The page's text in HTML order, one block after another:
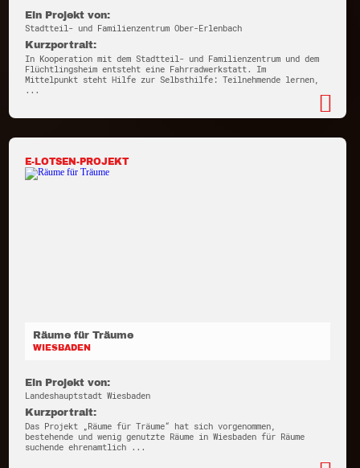
Ein Projekt von:
Stadtteil- und Familienzentrum Ober-Erlenbach
Kurzportrait:
In Kooperation mit dem Stadtteil- und Familienzentrum und dem
Flüchtlingsheim entsteht eine Fahrradwerkstatt. Im
Mittelpunkt steht Hilfe zur Selbsthilfe: Teilnehmende lernen,
...
E-LOTSEN-PROJEKT
Räume für Träume
WIESBADEN
Ein Projekt von:
Landeshauptstadt Wiesbaden
Kurzportrait:
Das Projekt „Räume für Träume“ hat sich vorgenommen,
bestehende und wenig genutzte Räume in Wiesbaden für Räume
suchende ehrenamtlich ...